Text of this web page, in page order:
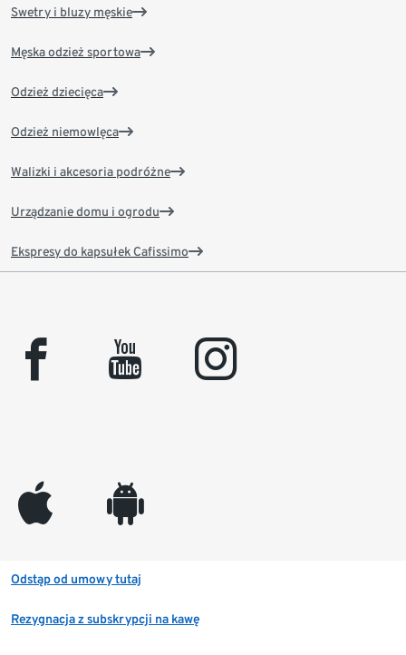
Swetry i bluzy męskie
Męska odzież sportowa
Odzież dziecięca
Odzież niemowlęca
Walizki i akcesoria podróżne
Urządzanie domu i ogrodu
Ekspresy do kapsułek Cafissimo
facebook youtube instagram
appleinc android
Odstąp od umowy tutaj
Rezygnacja z subskrypcji na kawę